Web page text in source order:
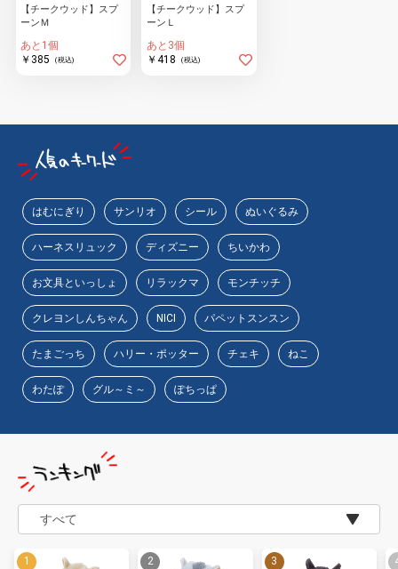
【チークウッド】スプ
ーンＭ
あと1個
￥385
(税込)
【チークウッド】スプ
ーンＬ
あと3個
￥418
(税込)
はむにぎり サンリオ シール ぬいぐるみ
ハーネスリュック ディズニー ちいかわ
お文具といっしょ リラックマ モンチッチ
クレヨンしんちゃん NICI パペットスンスン
たまごっち ハリー・ポッター チェキ ねこ
わたぽ グル～ミ～ ぽちっぱ